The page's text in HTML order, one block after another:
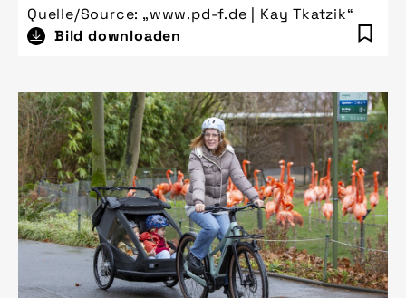
Quelle/Source: „www.pd-f.de | Kay Tkatzik“
Bild downloaden